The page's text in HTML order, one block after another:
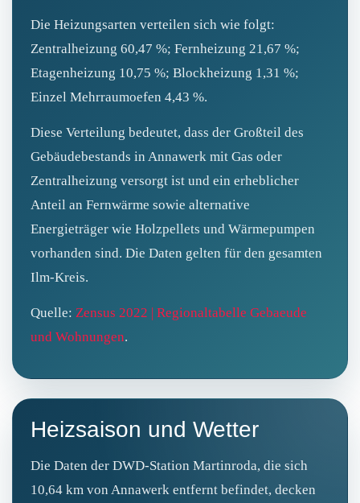
Die Heizungsarten verteilen sich wie folgt:
Zentralheizung 60,47 %; Fernheizung 21,67 %;
Etagenheizung 10,75 %; Blockheizung 1,31 %;
Einzel Mehrraumoefen 4,43 %.
Diese Verteilung bedeutet, dass der Großteil des
Gebäudebestands in Annawerk mit Gas oder
Zentralheizung versorgt ist und ein erheblicher
Anteil an Fernwärme sowie alternative
Energieträger wie Holzpellets und Wärmepumpen
vorhanden sind. Die Daten gelten für den gesamten
Ilm-Kreis.
Quelle: Zensus 2022 | Regionaltabelle Gebaeude
und Wohnungen.
Heizsaison und Wetter
Die Daten der DWD-Station Martinroda, die sich
10,64 km von Annawerk entfernt befindet, decken